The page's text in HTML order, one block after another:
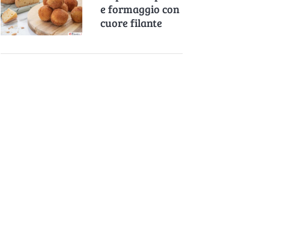
e formaggio con
cuore filante